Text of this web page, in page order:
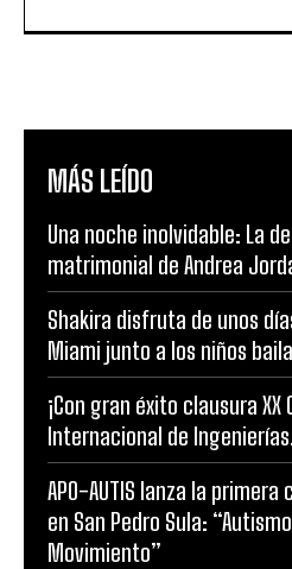
MÁS LEÍDO
Una noche inolvidable: La
matrimonial de Andrea
Shakira disfruta de unos
Miami junto a los niños
¡Con gran éxito clausura XX
Internacional de
APO-AUTIS lanza la
en San Pedro Sula:
Movimiento”